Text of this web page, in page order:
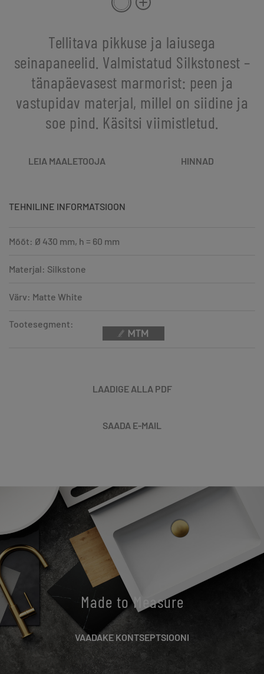
Tellitava pikkuse ja laiusega
seinapaneelid. Valmistatud Silkstonest –
tänapäevasest marmorist: peen ja
vastupidav materjal, millel on siidine ja
soe pind. Käsitsi viimistletud.
LEIA MAALETOOJA HINNAD
TEHNILINE INFORMATSIOON
Mõõt: Ø 430 mm, h = 60 mm
Materjal: Silkstone
Värv: Matte White
Tootesegment:
LAADIGE ALLA PDF
SAADA E-MAIL
Made to Measure
VAADAKE KONTSEPTSIOONI